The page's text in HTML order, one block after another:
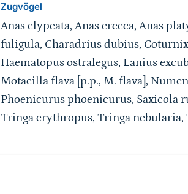
Zugvögel
Anas clypeata, Anas crecca, Anas
fuligula, Charadrius dubius,
Haematopus ostralegus, Lanius
Motacilla flava [p.p., M. flava],
Phoenicurus phoenicurus, Saxicola
Tringa erythropus, Tringa nebularia,